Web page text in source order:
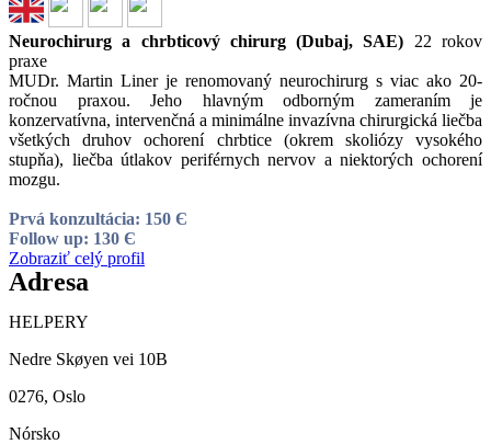
Neurochirurg a chrbticový chirurg (Dubaj, SAE) 22 rokov
praxe
MUDr. Martin Liner je renomovaný neurochirurg s viac ako 20-
ročnou praxou. Jeho hlavným odborným zameraním je
konzervatívna, intervenčná a minimálne invazívna chirurgická liečba
všetkých druhov ochorení chrbtice (okrem skoliózy vysokého
stupňa), liečba útlakov periférnych nervov a niektorých ochorení
mozgu.
Prvá konzultácia: 150 Є
Follow up: 130 Є
Zobraziť celý profil
Adresa
HELPERY
Nedre Skøyen vei 10B
0276, Oslo
Nórsko